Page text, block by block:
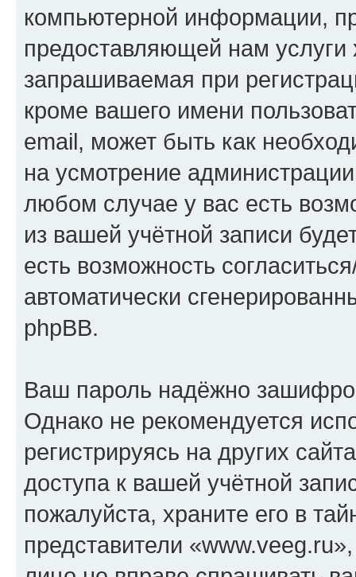
компьютерной информации,
предоставляющей нам
запрашиваемая при
кроме вашего имени
email, может быть как
на усмотрение
любом случае у вас есть
из вашей учётной записи
есть возможность
автоматически
phpBB.
Ваш пароль надёжно
Однако не рекомендуется
регистрируясь на других
доступа к вашей учётной
пожалуйста, храните его в
представители